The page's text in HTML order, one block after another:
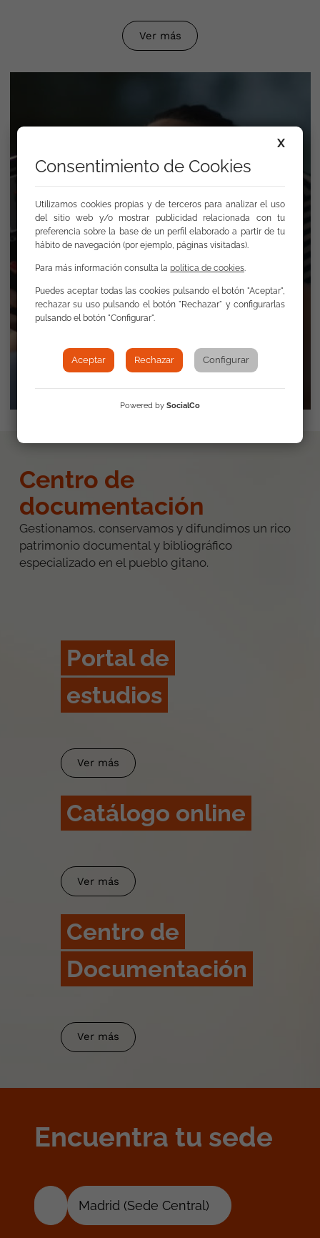
Ver más
Centro de
documentación
Gestionamos, conservamos y difundimos un rico
patrimonio documental y bibliográfico
especializado en el pueblo gitano.
Portal de
estudios
Ver más
Catálogo online
Ver más
Centro de
Documentación
Ver más
Encuentra tu sede
X
Consentimiento de Cookies
Utilizamos cookies propias y de terceros para analizar el uso
del sitio web y/o mostrar publicidad relacionada con tu
preferencia sobre la base de un perfil elaborado a partir de tu
hábito de navegación (por ejemplo, páginas visitadas).
Para más información consulta la política de cookies
Puedes aceptar todas las cookies pulsando el botón "Aceptar",
rechazar su uso pulsando el botón "Rechazar" y configurarlas
pulsando el botón "Configurar".
Aceptar Rechazar Configurar
Powered by SocialCo